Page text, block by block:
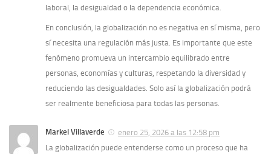
laboral, la desigualdad o la dependencia económica.
En conclusión, la globalización no es negativa en sí misma, pero
sí necesita una regulación más justa. Es importante que este
fenómeno promueva un intercambio equilibrado entre
personas, economías y culturas, respetando la diversidad y
reduciendo las desigualdades. Solo así la globalización podrá
ser realmente beneficiosa para todas las personas.
Markel Villaverde
enero 25, 2026 a las 12:58 pm
La globalización puede entenderse como un proceso que ha